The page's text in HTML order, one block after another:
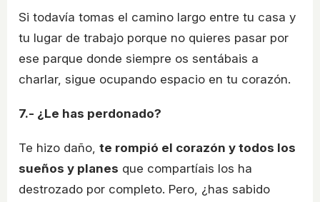
Si todavía tomas el camino largo entre tu casa y
tu lugar de trabajo porque no quieres pasar por
ese parque donde siempre os sentábais a
charlar, sigue ocupando espacio en tu corazón.
7.- ¿Le has perdonado?
Te hizo daño, te rompió el corazón y todos los
sueños y planes que compartíais los ha
destrozado por completo. Pero, ¿has sabido